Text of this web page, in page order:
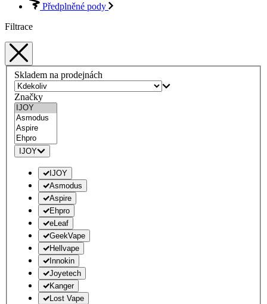
Předplněné pody
Filtrace
Skladem na prodejnách
Značky
IJOY
IJOY
Asmodus
Aspire
Ehpro
eLeaf
GeekVape
Hellvape
Innokin
Joyetech
Kanger
Lost Vape